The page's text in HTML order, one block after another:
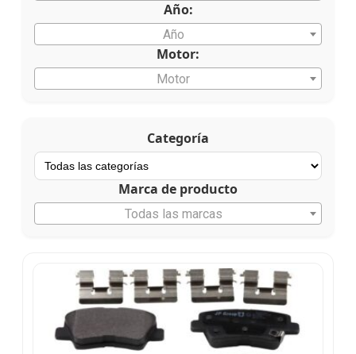
Año:
Año
Motor:
Motor
Categoría
Marca de producto
Todas las marcas